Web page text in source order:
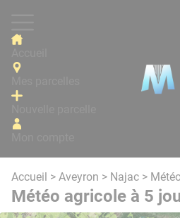
Accueil > Aveyron > Najac >
Météo agricole à 5